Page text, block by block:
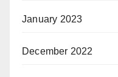
January 2023
December 2022